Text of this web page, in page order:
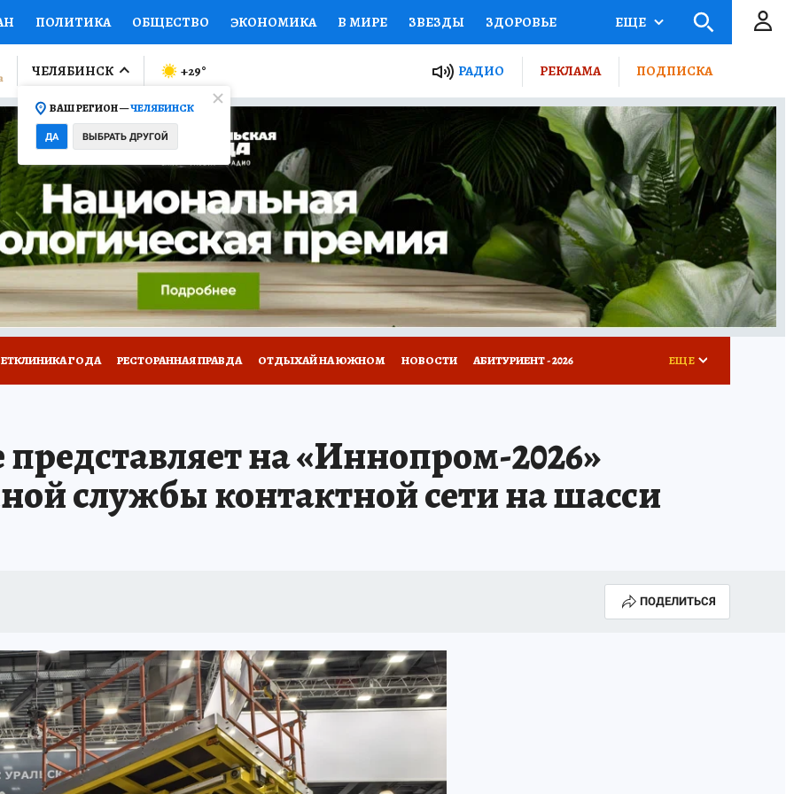
ПОЛИТИКА ОБЩЕСТВО ЭКОНОМИКА В МИРЕ ЗВЕЗДЫ ЗДОРОВЬЕ
ПРОИСШЕСТВИЯ НАЦИОНАЛЬНЫЕ ПРОЕКТЫ РОССИИ
ОТКРЫВАЕМ МИР Я ЗНАЮ СЕМЬЯ ЖЕНСКИЕ СЕКРЕТЫ ПУТЕВОДИТЕЛЬ
ПРОМОКОДЫ СЕРИАЛЫ СПЕЦПРОЕКТЫ ДЕФИЦИТ ЖЕЛЕЗА ТУРИЗМ
КОЛЛЕКЦИИ КОНКУРСЫ РАБОТА У НАС ГИД ПОТРЕБИТЕЛЯ ВСЕ О КП
ЕЩЕ
ЧЕЛЯБИНСК
ВАШ РЕГИОН —ЧЕЛЯБИНСК
ДА ВЫБРАТЬ ДРУГОЙ
+29° РАДИО РЕКЛАМА ПОДПИСКА
ГОДА РЕСТОРАННАЯ ПРАВДА ОТДЫХАЙ НА ЮЖНОМ НОВОСТИ АБИТУРИЕНТ - 2026
ДНЕВНИК ПЕРВЫХ ТАКАЯ НАУКА КП В МАХ ГЕРОИ ЮЖНОГО УРАЛА ЗАДАЙ ВОПРОС ГАИ
В РОССИИ ЗАПОВЕДНАЯ РОССИЯ ЮБИЛЕЙ «КОМСОМОЛКИ» ЧЕЛОВЕК ГОРОДА-2024
ГОВОРЯТ ЗВЕЗДЫ
МАЛЕНЬКИЙ ЧЕМПИОН УРАЛЬСКИЙ ТРИП ЛУЧШИЙ СТРОИТЕЛЬ
ЕЩЕ
на «Иннопром-2026»
службы контактной сети на шасси
ПОДЕЛИТЬСЯ